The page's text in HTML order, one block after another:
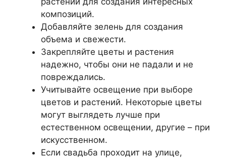
композиций.
Добавляйте зелень для создания
объема и свежести.
Закрепляйте цветы и растения
надежно, чтобы они не падали и не
повреждались.
Учитывайте освещение при выборе
цветов и растений. Некоторые цветы
могут выглядеть лучше при
естественном освещении, другие – при
искусственном.
Если свадьба проходит на улице,